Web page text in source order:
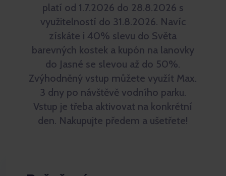
platí od 1.7.2026 do 28.8.2026 s
využitelností do 31.8.2026. Navíc
získáte i 40% slevu do Světa
barevných kostek a kupón na lanovky
do Jasné se slevou až do 50%.
Zvýhodněný vstup můžete využít Max.
3 dny po návštěvě vodního parku.
Vstup je třeba aktivovat na konkrétní
den. Nakupujte předem a ušetřete!